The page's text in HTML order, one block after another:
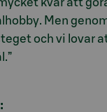
kvar att
Men
och vi lovar